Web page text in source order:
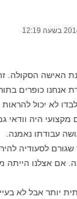
האישה הסקולה.
אנחנו כופרים
לא יכול
מקצועי היה וודאי
עבודתו נאמנה.
שגורם לסעודיה
אם אצלנו הייתה
יותר אבל לא